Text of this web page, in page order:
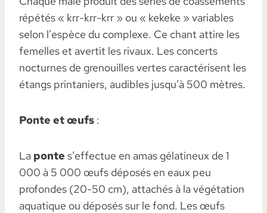
répétés « krr-krr-krr » ou « kekeke » variables
selon l’espèce du complexe. Ce chant attire les
femelles et avertit les rivaux. Les concerts
nocturnes de grenouilles vertes caractérisent les
étangs printaniers, audibles jusqu’à 500 mètres.
Ponte et œufs :
La ponte s’effectue en amas gélatineux de 1
000 à 5 000 œufs déposés en eaux peu
profondes (20-50 cm), attachés à la végétation
aquatique ou déposés sur le fond. Les œufs